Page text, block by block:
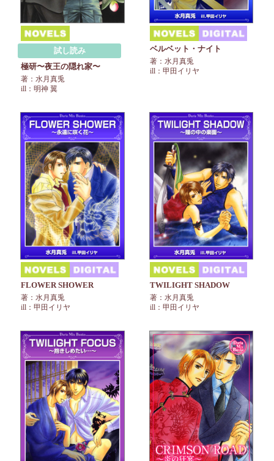
試し読み
極研〜夜王の隠れ家〜
著：水月真兎
ill：明神 翼
ベルベット・ナイト
著：水月真兎
ill：甲田イリヤ
FLOWER SHOWER
著：水月真兎
ill：甲田イリヤ
TWILIGHT SHADOW
著：水月真兎
ill：甲田イリヤ